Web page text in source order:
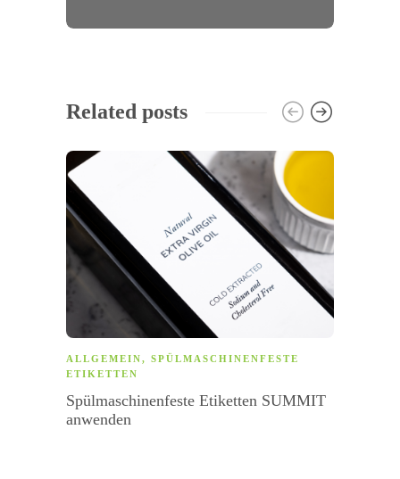
Related posts
ALLGEMEIN, SPÜLMASCHINENFESTE
ETIKETTEN
Spülmaschinenfeste Etiketten SUMMIT
anwenden